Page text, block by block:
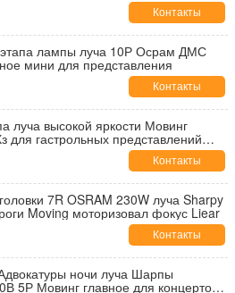
Контакты
лампы луча 10Р Осрам ДМС
мини для представления
Контакты
луча высокой яркости Мовинг
для гастрольных представлений
Контакты
7R OSRAM 230W луча Sharpy
Moving моторизовал фокус Liear
Контакты
ночи луча Шарпы
5Р Мовинг главное для концертов в